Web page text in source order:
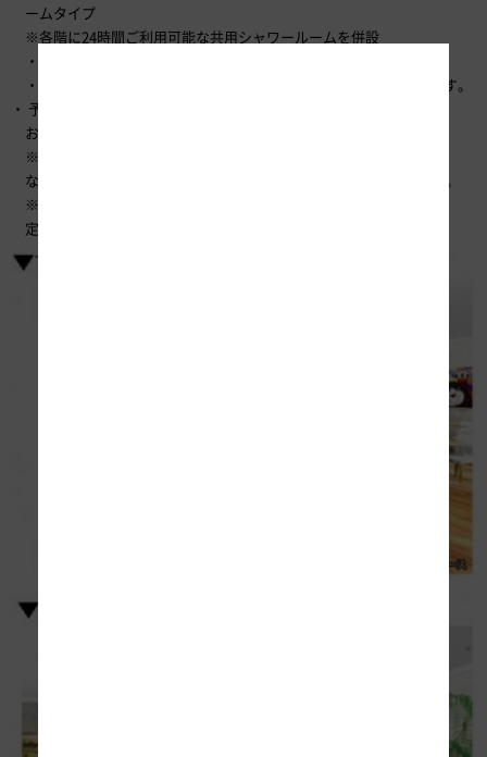
ームタイプ
※各階に24時間ご利用可能な共用シャワールームを併設
・飲食施設：レストラン（朝食のみ）
・駐車場：テラスゲート土岐の駐車場（550台）をご利用になれます。
予約方法
お電話（0572-55-1155）でご予約ください。
※ご予約は2月1日（月）から受付を開始します。
なお、2月11日（木）までは、10時から17時までの受付となります。
※準備が整い次第、宿泊予約サイトを開設する予定です（2月末予
定）。